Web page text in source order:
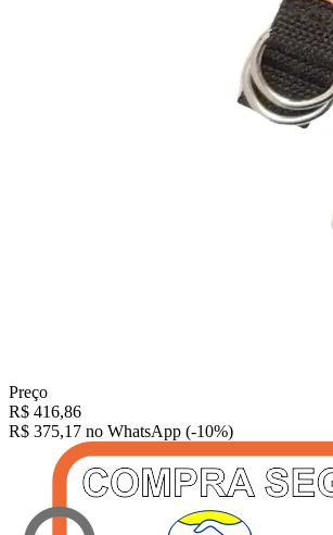
Preço
R$ 416,86
R$ 375,17 no WhatsApp (-10%)